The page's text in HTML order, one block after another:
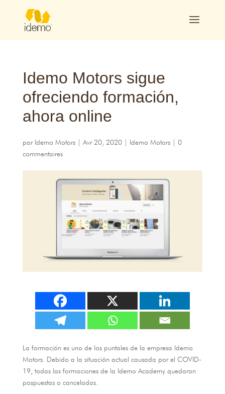
Idemo Motors sigue
ofreciendo formación,
ahora online
par Idemo Motors| Avr 20, 2020| Idemo Motors| 0
commentaires
La formación es uno de los puntales de la empresa Idemo
Motors. Debido a la situación actual causada por el COVID-
19 todas las formaciones de la Idemo Academy quedaron
pospuestas o canceladas.